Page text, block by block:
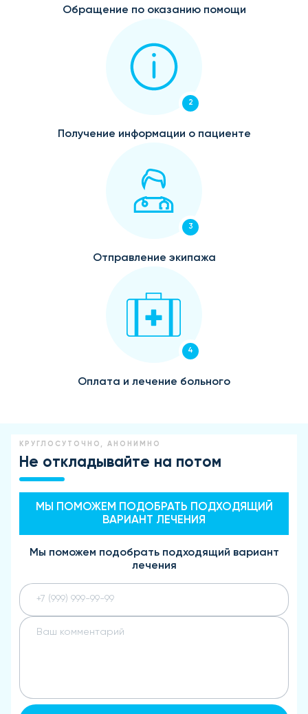
Обращение по оказанию помощи
2
Получение информации о пациенте
3
Отправление экипажа
4
Оплата и лечение больного
КРУГЛОСУТОЧНО, АНОНИМНО
Не откладывайте на потом
МЫ ПОМОЖЕМ ПОДОБРАТЬ ПОДХОДЯЩИЙ
ВАРИАНТ ЛЕЧЕНИЯ
Мы поможем подобрать подходящий вариант
лечения